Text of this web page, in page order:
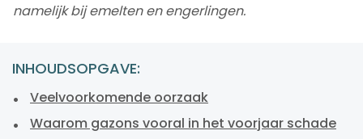
namelijk bij emelten en engerlingen.
INHOUDSOPGAVE:
Veelvoorkomende oorzaak
Waarom gazons vooral in het voorjaar schade